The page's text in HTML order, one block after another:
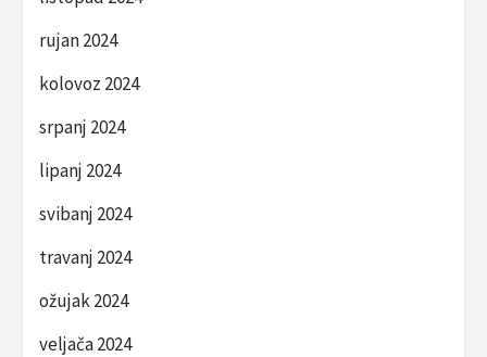
rujan 2024
kolovoz 2024
srpanj 2024
lipanj 2024
svibanj 2024
travanj 2024
ožujak 2024
veljača 2024